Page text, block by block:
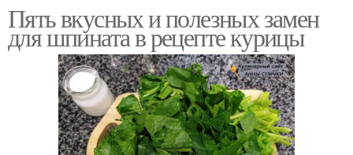
Пять вкусных и полезных замен
для шпината в рецепте курицы